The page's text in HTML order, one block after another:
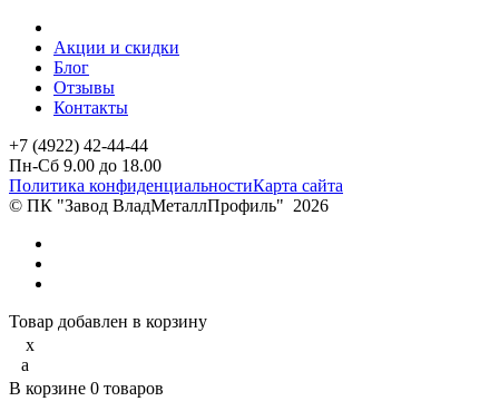
Акции и скидки
Блог
Отзывы
Контакты
+7 (4922) 42-44-44
Пн-Сб 9.00 до 18.00
Политика конфиденциальностиКарта сайта
© ПК "Завод ВладМеталлПрофиль" 2026
Товар добавлен в корзину
x
a
В корзине 0 товаров